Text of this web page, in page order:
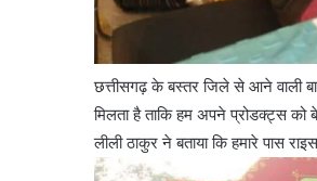
छत्तीसगढ़ के बस्तर जिले से आने वाली
मिलता है ताकि हम अपने प्रोडक्ट्स
लीली ठाकुर ने बताया कि हमारे पास
भारत
छोड़ो
आंदोलन
नायिका
अरुणा
आसफ